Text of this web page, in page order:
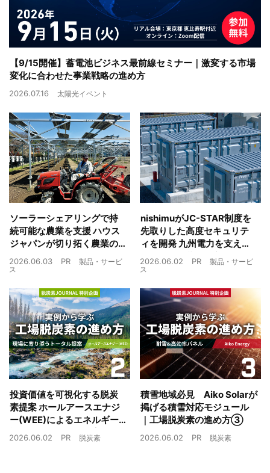
【9/15開催】蓄電池ビジネス最前線セミナー｜激変する市場
変化に合わせた事業戦略の進め方
2026.07.16 太陽光イベント
ソーラーシェアリングで持
続可能な農業を支援 ハウス
ジャパンが切り拓く農業の
未来
2026.06.03 PR
製品・サービ
ス
nishimuがJC-STAR制度を
先取りした高度セキュリテ
ィを開発 九州電力を支えた
制御技術を蓄電池市場へ
2026.06.02 PR
製品・サービ
ス
投資価値を可視化する脱炭
素提案 ホールアースエナジ
ー(WEE)によるエネルギー
戦略とは｜工場脱炭素の進
2026.06.02 PR 脱炭素
積雪地域必見 Aiko Solarが
掲げる積雪対応モジュール
｜工場脱炭素の進め方③
2026.06.02 PR 脱炭素